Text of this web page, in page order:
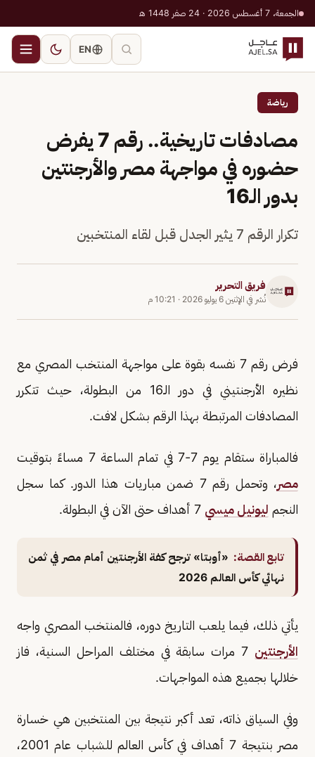
الجمعة، 7 أغسطس 2026 · 24 صفر 1448 هـ
EN
رياضة
مصادفات تاريخية.. رقم 7 يفرض
حضوره في مواجهة مصر والأرجنتين
بدور الـ16
تكرار الرقم 7 يثير الجدل قبل لقاء المنتخبين
فريق التحرير
نُشر في الإثنين 6 يوليو 2026 · 10:21 م
فرض رقم 7 نفسه بقوة على مواجهة المنتخب المصري مع
نظيره الأرجنتيني في دور الـ16 من البطولة، حيث تتكرر
المصادفات المرتبطة بهذا الرقم بشكل لافت.
فالمباراة ستقام يوم 7-7 في تمام الساعة 7 مساءً بتوقيت
مصر
، وتحمل رقم 7 ضمن مباريات هذا الدور. كما سجل
النجم ليونيل ميسي
تابع القصة: «أوبتا» ترجح كفة الأرجنتين أمام مصر في ثمن
نهائي كأس العالم 2026
يأتي ذلك، فيما يلعب التاريخ دوره، فالمنتخب المصري واجه
الأرجنتين
7 مرات سابقة في مختلف المراحل السنية، فاز
خلالها بجميع هذه المواجهات.
وفي السياق ذاته، تعد أكبر نتيجة بين المنتخبين هي خسارة
مصر بنتيجة 7 أهداف في كأس العالم للشباب عام 2001،